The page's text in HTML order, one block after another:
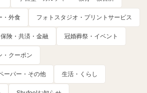
・外食 フォトスタジオ・プリントサービス
保険・共済・金融 冠婚葬祭・イベント
・クーポン
ーパー・その他 生活・くらし